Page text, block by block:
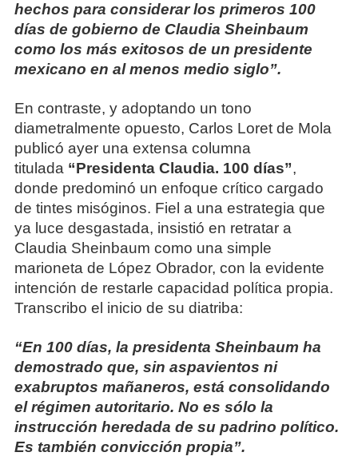
hechos para considerar los primeros 100
días de gobierno de Claudia Sheinbaum
como los más exitosos de un presidente
mexicano en al menos medio siglo”.
En contraste, y adoptando un tono
diametralmente opuesto, Carlos Loret de Mola
publicó ayer una extensa columna
titulada “Presidenta Claudia. 100 días”,
donde predominó un enfoque crítico cargado
de tintes misóginos. Fiel a una estrategia que
ya luce desgastada, insistió en retratar a
Claudia Sheinbaum como una simple
marioneta de López Obrador, con la evidente
intención de restarle capacidad política propia.
Transcribo el inicio de su diatriba:
“En 100 días, la presidenta Sheinbaum ha
demostrado que, sin aspavientos ni
exabruptos mañaneros, está consolidando
el régimen autoritario. No es sólo la
instrucción heredada de su padrino político.
Es también convicción propia”.